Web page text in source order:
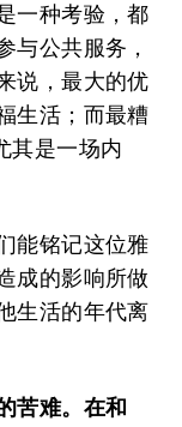
一种考验，都
与公共服务，
说，最大的优
生活；而最糟
其是一场内
能铭记这位雅
成的影响所做
生活的年代离
苦难。在和